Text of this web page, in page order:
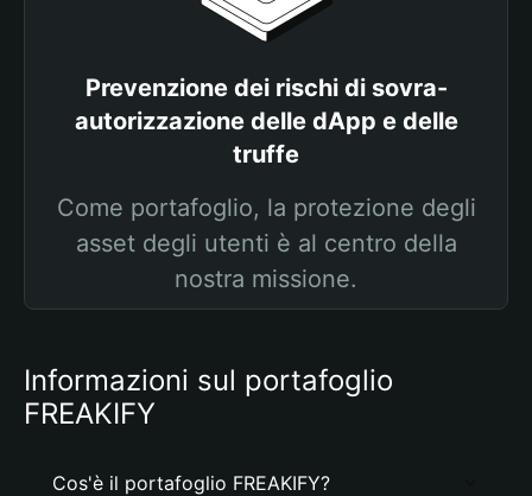
Prevenzione dei rischi di sovra-
autorizzazione delle dApp e delle
truffe
Come portafoglio, la protezione degli
asset degli utenti è al centro della
nostra missione.
Informazioni sul portafoglio
FREAKIFY
Cos'è il portafoglio FREAKIFY?